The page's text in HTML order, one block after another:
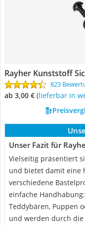
Rayher Kunststoff
823
ab 3,00 € ( Lieferbar in
Unser Fazit für
Vielseitig präsentiert
und bietet damit eine
verschiedene
einfache
Teddybären, Puppen
und werden durch